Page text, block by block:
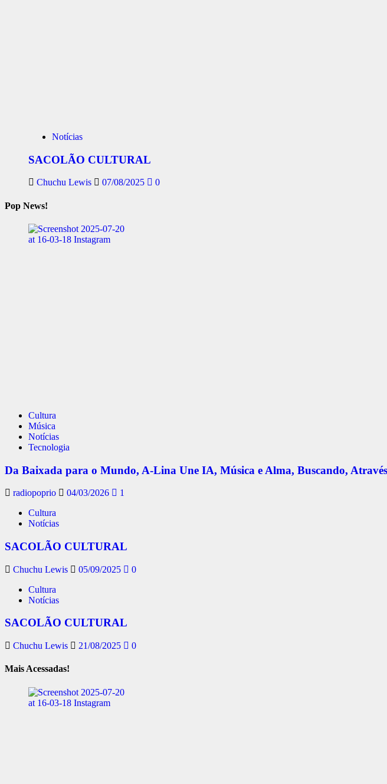
Notícias
SACOLÃO CULTURAL
Chuchu Lewis 07/08/2025 0
Pop News!
Cultura
Música
Notícias
Tecnologia
Da Baixada para o Mundo, A-Lina Une IA, Música e Alma, Buscando,
radiopoprio 04/03/2026
1
Cultura
Notícias
SACOLÃO CULTURAL
Chuchu Lewis 05/09/2025
0
Cultura
Notícias
SACOLÃO CULTURAL
Chuchu Lewis 21/08/2025 0
Mais Acessadas!